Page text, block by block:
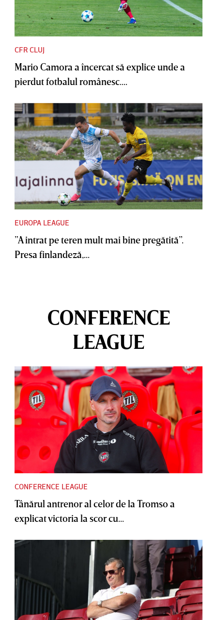
CFR CLUJ
Mario Camora a încercat să explice unde a
pierdut fotbalul românesc....
EUROPA LEAGUE
”A intrat pe teren mult mai bine pregătită”.
Presa finlandeză,...
CONFERENCE
LEAGUE
CONFERENCE LEAGUE
Tânărul antrenor al celor de la Tromso a
explicat victoria la scor cu...